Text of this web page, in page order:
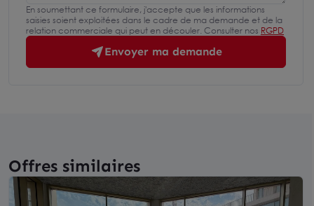
En soumettant ce formulaire, j'accepte que les informations
saisies soient exploitées dans le cadre de ma demande et de la
relation commerciale qui peut en découler. Consulter nos RGPD
Envoyer ma demande
Offres similaires